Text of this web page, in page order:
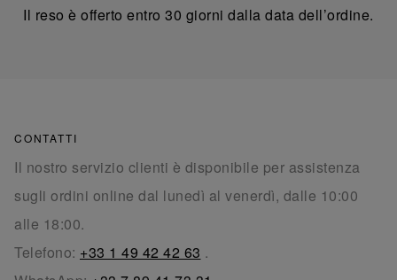
Il reso è offerto entro 30 giorni dalla data dell’ordine.
CONTATTI
Il nostro servizio clienti è disponibile per assistenza
sugli ordini online dal lunedì al venerdì, dalle 10:00
alle 18:00.
Telefono: +33 1 49 42 42 63 .